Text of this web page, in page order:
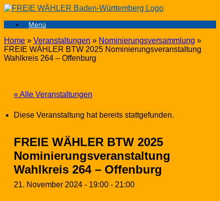
Zum
springenMenü
Home » Veranstaltungen » Nominierungsversammlung »
FREIE WÄHLER BTW 2025 Nominierungsveranstaltung
Wahlkreis 264 – Offenburg
« Alle Veranstaltungen
Diese Veranstaltung hat bereits stattgefunden.
FREIE WÄHLER BTW 2025
Nominierungsveranstaltung
Wahlkreis 264 – Offenburg
21. November 2024 - 19:00 - 21:00